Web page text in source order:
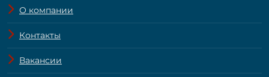
О компании
Контакты
Вакансии